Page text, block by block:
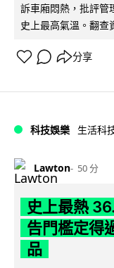
訴車廂悶熱，批評管
史上最高氣溫。翻查
分享
科技娛樂 生活科
Lawton 50 分
史上最熱
告門檻定得
品